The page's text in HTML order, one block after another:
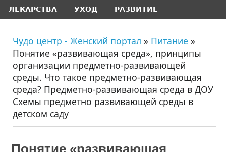
ЛЕКАРСТВА УХОД РАЗВИТИЕ
Чудо центр - Женский портал » Питание »
Понятие «развивающая среда», принципы
организации предметно-развивающей
среды. Что такое предметно-развивающая
среда? Предметно-развивающая среда в ДОУ
Схемы предметно развивающей среды в
детском саду
Понятие «развивающая